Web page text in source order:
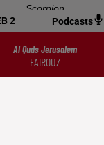
2 Podcasts
Al Quds Jerusalem
FAIROUZ
Scorpion